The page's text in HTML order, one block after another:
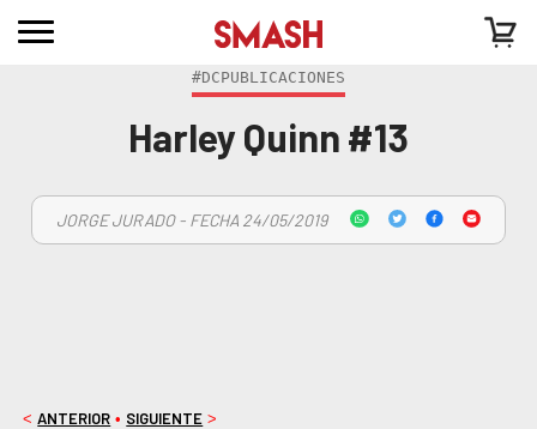
#DCPUBLICACIONES
Harley Quinn #13
JORGE JURADO - FECHA 24/05/2019
<ANTERIOR • SIGUIENTE >